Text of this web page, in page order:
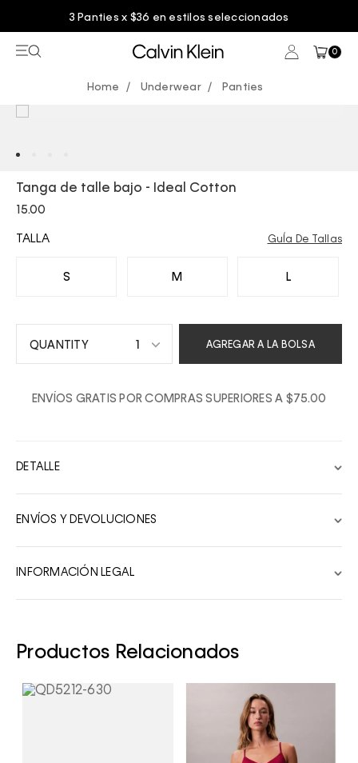
3 Panties x $36 en estilos seleccionados
0
Underwear Panties
Tanga de talle bajo - Ideal Cotton
15.00
TALLA
S M L
GuÍa De Tallas
1
2
AGREGAR A LA BOLSA
ENVÍOS GRATIS POR COMPRAS SUPERIORES A $75.00
DETALLE
ENVÍOS Y DEVOLUCIONES
INFORMACIÓN LEGAL
Productos Relacionados